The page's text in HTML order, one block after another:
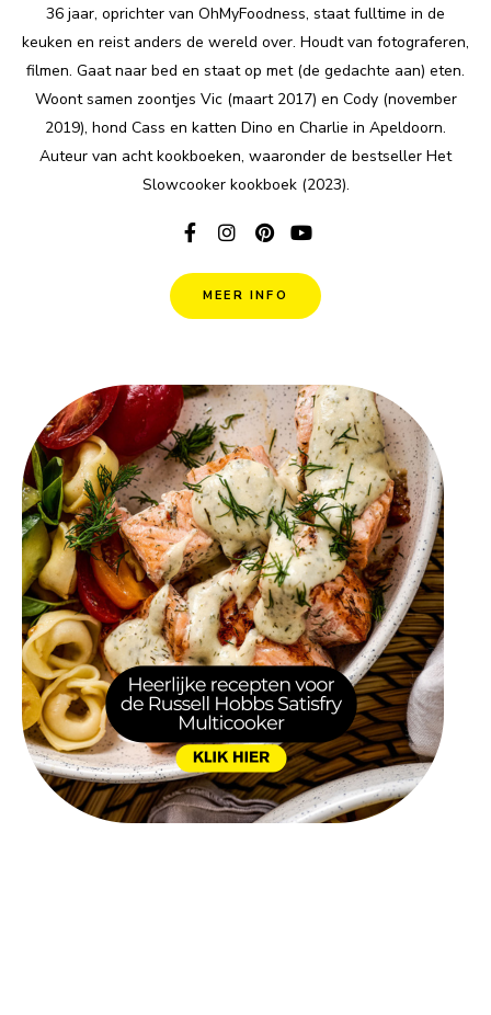
36 jaar, oprichter van OhMyFoodness, staat fulltime in de
keuken en reist anders de wereld over. Houdt van fotograferen,
filmen. Gaat naar bed en staat op met (de gedachte aan) eten.
Woont samen zoontjes Vic (maart 2017) en Cody (november
2019), hond Cass en katten Dino en Charlie in Apeldoorn.
Auteur van acht kookboeken, waaronder de bestseller Het
Slowcooker kookboek (2023).
MEER INFO